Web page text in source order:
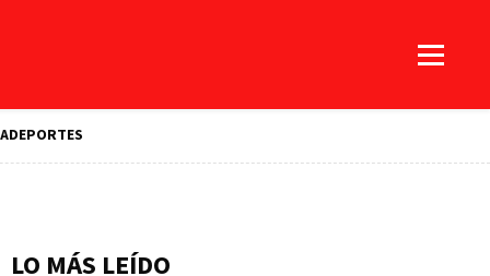
DEPORTES
LO MÁS LEÍDO